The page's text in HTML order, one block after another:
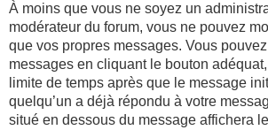
À moins que vous ne soyez un
modérateur du forum, vous ne pouvez
que vos propres messages. Vous
messages en cliquant le bouton
limite de temps après que le message
quelqu’un a déjà répondu à votre
situé en dessous du message affichera